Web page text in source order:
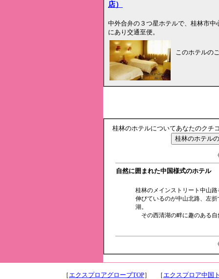
店）
中外合弁の３つ星ホテルで、桂林市
にあり交通至便。
このホテルの
桂林のホテルについてあなたのクチ
自然に囲まれた中国様式のホテル
桂林のメインストリート中山
伸びているのが中山北路、左
湖。
その西清湖の畔に趣のある自
［ エクスプロアグローブTOP］ ［ エクスプロア中国